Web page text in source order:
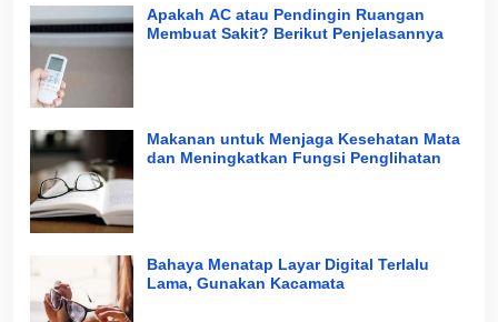
Apakah AC atau Pendingin Ruangan
Membuat Sakit? Berikut Penjelasannya
Makanan untuk Menjaga Kesehatan Mata
dan Meningkatkan Fungsi Penglihatan
Bahaya Menatap Layar Digital Terlalu
Lama, Gunakan Kacamata